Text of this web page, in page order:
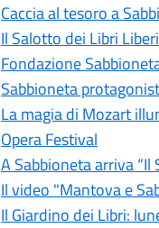
Caccia al tesoro a
Il Salotto dei Libri
Fondazione
Sabbioneta
La magia di Mozart
Opera Festival
A Sabbioneta arriva
Il video "Mantova e
Il Giardino dei Libri: